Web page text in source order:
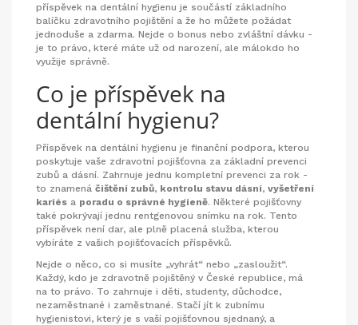
příspěvek na dentální hygienu je součástí základního
balíčku zdravotního pojištění a že ho můžete požádat
jednoduše a zdarma. Nejde o bonus nebo zvláštní dávku -
je to právo, které máte už od narození, ale málokdo ho
využije správně.
Co je příspěvek na
dentální hygienu?
Příspěvek na dentální hygienu je finanční podpora, kterou
poskytuje vaše zdravotní pojišťovna za základní prevenci
zubů a dásní. Zahrnuje jednu kompletní prevenci za rok -
to znamená čištění zubů, kontrolu stavu dásní, vyšetření
kariés a poradu o správné hygieně. Některé pojišťovny
také pokrývají jednu rentgenovou snímku na rok. Tento
příspěvek není dar, ale plně placená služba, kterou
vybíráte z vašich pojišťovacích příspěvků.
Nejde o něco, co si musíte „vyhrát“ nebo „zasloužit“.
Každý, kdo je zdravotně pojištěný v České republice, má
na to právo. To zahrnuje i děti, studenty, důchodce,
nezaměstnané i zaměstnané. Stačí jít k zubnímu
hygienistovi, který je s vaší pojišťovnou sjednaný, a